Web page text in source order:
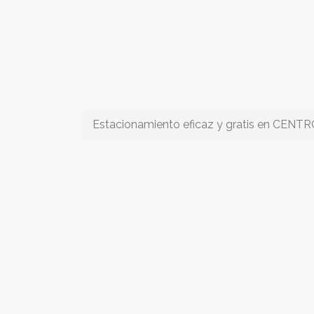
Estacionamiento eficaz y gratis en